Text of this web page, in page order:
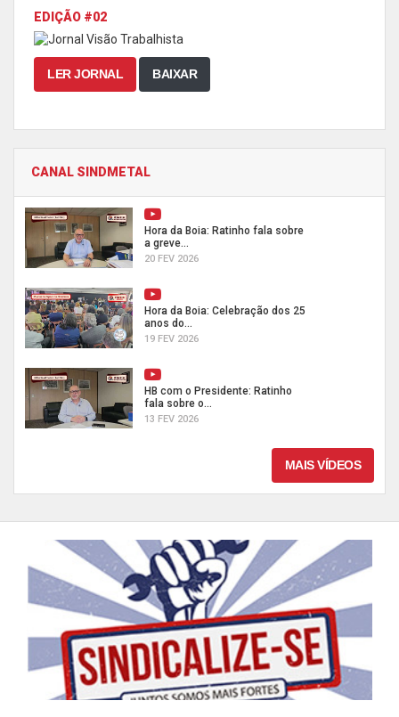
EDIÇÃO #02
LER JORNAL BAIXAR
CANAL SINDMETAL
Hora da Boia: Ratinho fala sobre
a greve...
20 FEV 2026
Hora da Boia: Celebração dos 25
anos do...
19 FEV 2026
HB com o Presidente: Ratinho
fala sobre o...
13 FEV 2026
MAIS VÍDEOS